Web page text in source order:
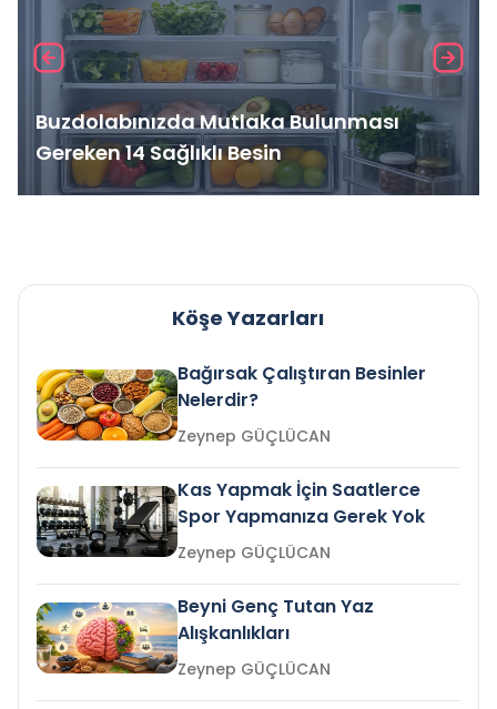
Buzdolabınızda Mutlaka Bulunması
Gereken 14 Sağlıklı Besin
Köşe Yazarları
Bağırsak Çalıştıran Besinler
Nelerdir?
Zeynep GÜÇLÜCAN
Kas Yapmak İçin Saatlerce
Spor Yapmanıza Gerek Yok
Zeynep GÜÇLÜCAN
Beyni Genç Tutan Yaz
Alışkanlıkları
Zeynep GÜÇLÜCAN